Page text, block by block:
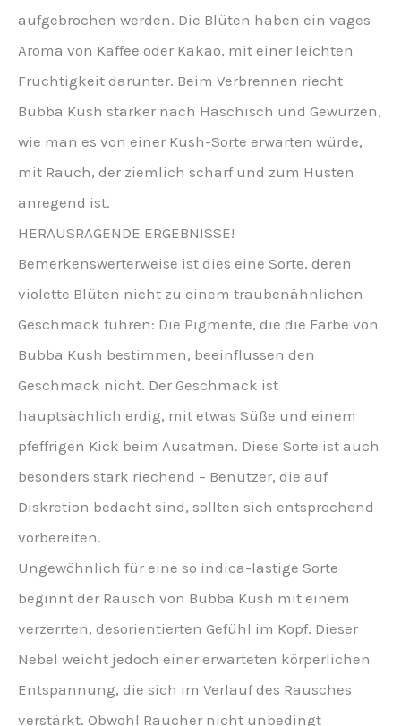
aufgebrochen werden. Die Blüten haben ein vages
Aroma von Kaffee oder Kakao, mit einer leichten
Fruchtigkeit darunter. Beim Verbrennen riecht
Bubba Kush stärker nach Haschisch und Gewürzen,
wie man es von einer Kush-Sorte erwarten würde,
mit Rauch, der ziemlich scharf und zum Husten
anregend ist.
HERAUSRAGENDE ERGEBNISSE!
Bemerkenswerterweise ist dies eine Sorte, deren
violette Blüten nicht zu einem traubenähnlichen
Geschmack führen: Die Pigmente, die die Farbe von
Bubba Kush bestimmen, beeinflussen den
Geschmack nicht. Der Geschmack ist
hauptsächlich erdig, mit etwas Süße und einem
pfeffrigen Kick beim Ausatmen. Diese Sorte ist auch
besonders stark riechend – Benutzer, die auf
Diskretion bedacht sind, sollten sich entsprechend
vorbereiten.
Ungewöhnlich für eine so indica-lastige Sorte
beginnt der Rausch von Bubba Kush mit einem
verzerrten, desorientierten Gefühl im Kopf. Dieser
Nebel weicht jedoch einer erwarteten körperlichen
Entspannung, die sich im Verlauf des Rausches
verstärkt. Obwohl Raucher nicht unbedingt